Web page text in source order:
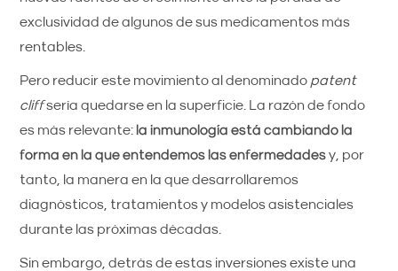
exclusividad de algunos de sus medicamentos más
rentables.
Pero reducir este movimiento al denominado patent
cliffsería quedarse en la superficie. La razón de fondo
es más relevante: la inmunología está cambiando la
forma en la que entendemos las enfermedadesy, por
tanto, la manera en la que desarrollaremos
diagnósticos, tratamientos y modelos asistenciales
durante las próximas décadas.
Sin embargo, detrás de estas inversiones existe una